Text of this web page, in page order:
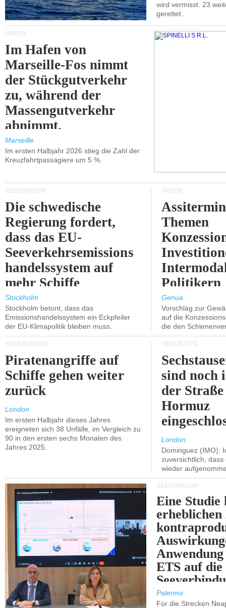
wird vermisst. 23
gerettet.
HÄFEN
Im Hafen von
Marseille-Fos nimmt
der Stückgutverkehr
zu, während der
Massengutverkehr
abnimmt.
Marseille
Im ersten Halbjahr 2026 stieg die Zahl der
Kreuzfahrtpassagiere um 5 %.
SEEVERKEHR
Die schwedische
Regierung fordert,
dass das EU-
Seeverkehrsemissions
handelssystem auf
mehr Schiffe
ausgeweitet wird.
Stockholm
Stockholm betont, dass das
Emissionshandelssystem ein Eckpfeiler
der EU-Klimapolitik bleiben muss.
HÄFEN
Themen
Politikern
Genua
Vorschlag zur
auf die
die den
SEERÄUBEREI
Piratenangriffe auf
Schiffe gehen weiter
zurück
London
Im ersten Halbjahr dieses Jahres
ereigneten sich 38 Unfälle, im Vergleich zu
90 in den ersten sechs Monaten des
Jahres 2025.
SEELEUTEN
sind noch
der
Hormuz
London
Dominguez (IMO):
zuversichtlich,
wieder
SEEVERKEHR
Eine Studie
ETS auf die
Palermo
Für die Strecken